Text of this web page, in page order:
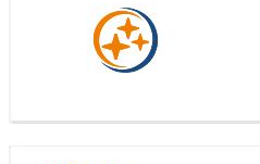
In den großen Gärten
ganzjährig beheizter Pool,
können die Gäste selbst